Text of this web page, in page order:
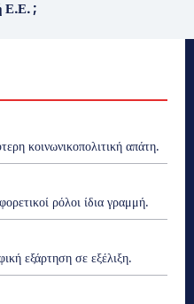
Ε.Ε. ;
κοινωνικοπολιτική απάτη.
ρόλοι ίδια γραμμή.
εξάρτηση σε εξέλιξη.